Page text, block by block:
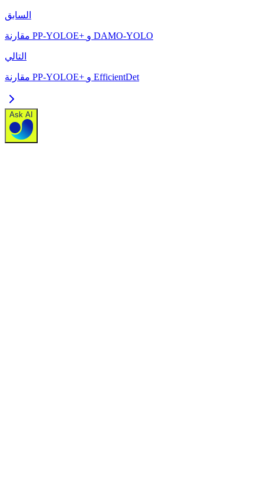
السابق
مقارنة PP-YOLOE+ و DAMO-YOLO
التالي
مقارنة PP-YOLOE+ و EfficientDet
Ask AI